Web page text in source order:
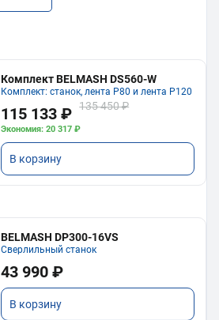
Комплект BELMASH DS560-W
Комплект: станок, лента P80 и лента P120
115 133 ₽ 135 450 ₽
Экономия: 20 317 ₽
В корзину
BELMASH DP300-16VS
Сверлильный станок
43 990 ₽
В корзину